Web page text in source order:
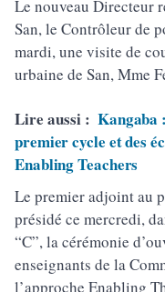
Le nouveau Directeur
San, le Contrôleur de
mardi, une visite de
urbaine de San, Mme
Lire aussi : Kangaba
premier cycle et des
Enabling Teachers
Le premier adjoint au
présidé ce mercredi,
“C”, la cérémonie
enseignants de la
l’approche Enabling